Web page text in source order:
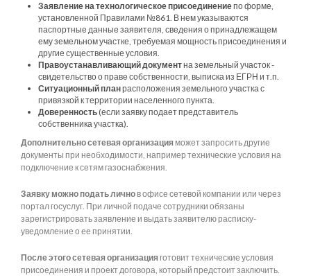
Заявление на технологическое присоединениепо форме,
установленной Правилами №861. В нем указываются
паспортные данные заявителя, сведения о принадлежащем
ему земельном участке, требуемая мощность присоединения и
другие существенные условия.
Правоустанавливающий документна земельный участок -
свидетельство о праве собственности, выписка из ЕГРН и т.п.
Ситуационный планрасположения земельного участка с
привязкой к территории населенного пункта.
Доверенность (если заявку подает представитель
собственника участка).
Дополнительно сетевая организация может запросить другие
документы при необходимости, например технические условия на
подключение к сетям газоснабжения.
Заявку можно подать лично в офисе сетевой компании или через
портал госуслуг. При личной подаче сотрудники обязаны
зарегистрировать заявление и выдать заявителю расписку-
уведомление о ее принятии.
После этого сетевая организация готовит технические условия
присоединения и проект договора, который предстоит заключить.